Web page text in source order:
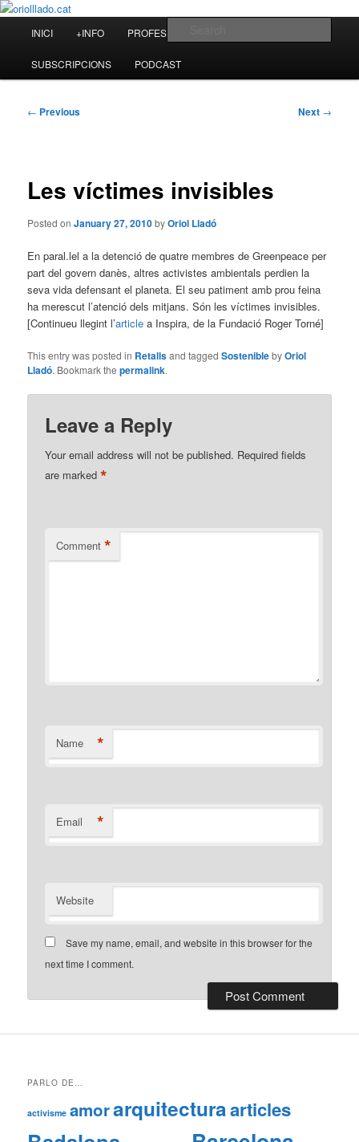
Skip
primary
contentoriolllado.cat
INICI +INFO PROFESSIONAL
SUBSCRIPCIONS PODCAST
Post
← Previous Next →
Les víctimes invisibles
Posted onJanuary 27, 2010byOriol Lladó
En paral.lel a la detenció de quatre membres de Greenpeace per
part del govern danès, altres activistes ambientals perdien la
seva vida defensant el planeta. El seu patiment amb prou feina
ha merescut l’atenció dels mitjans. Són les víctimes invisibles.
[Continueu llegint l’article a Inspira, de la Fundació Roger Torné]
This entry was posted in Retallsand taggedSosteniblebyOriol
Lladó. Bookmark thepermalink.
Leave a Reply
Your email address will not be published. Required fields
are marked*
Comment *
Name *
Email *
Website
Save my name, email, and website in this browser for the
next time I comment.
PARLO DE…
activisme amorarquitecturaarticles